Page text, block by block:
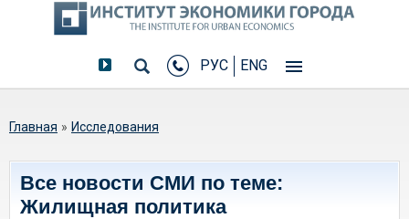
РУС ENG
Вы здесь
Главная » Исследования
Все новости СМИ по теме:
Жилищная политика